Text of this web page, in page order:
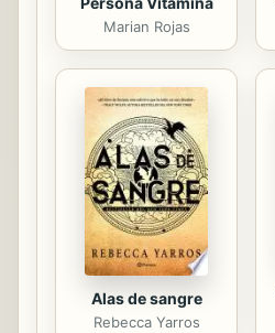
Marian Rojas
Alas de sangre
Rebecca Yarros